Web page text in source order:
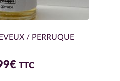
/ PERRUQUE
€ TTC